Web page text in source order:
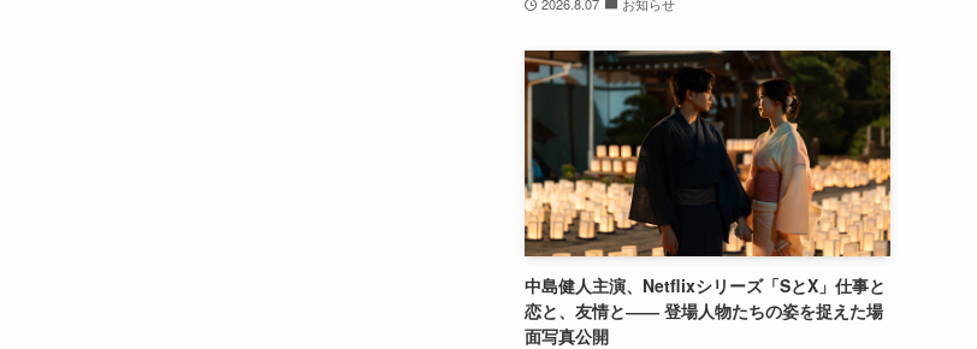
中島健人主演、Netflixシリーズ「SとX」仕事と
恋と、友情と―― 登場人物たちの姿を捉えた場
面写真公開